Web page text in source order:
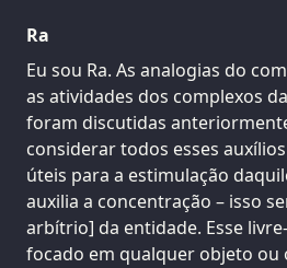
Ra
Eu sou Ra. As analogias do
as atividades dos complexos
foram discutidas
considerar todos esses
úteis para a estimulação
auxilia a concentração – isso
arbítrio] da entidade. Esse
focado em qualquer objeto ou